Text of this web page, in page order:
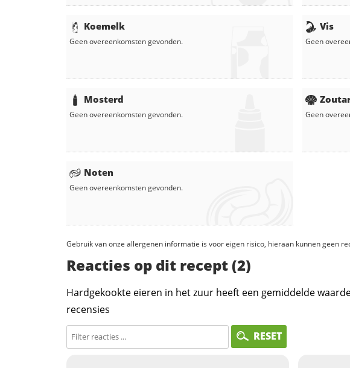
Koemelk
Geen overeenkomsten gevonden.
Mosterd
Geen overeenkomsten gevonden.
Noten
Geen overeenkomsten gevonden.
Vis
Geen
Geen
Gebruik van onze allergenen informatie is voor eigen risico, hieraan kunnen geen
Reacties op dit recept (2)
Hardgekookte eieren in het zuur heeft een gemiddelde
recensies
RESET